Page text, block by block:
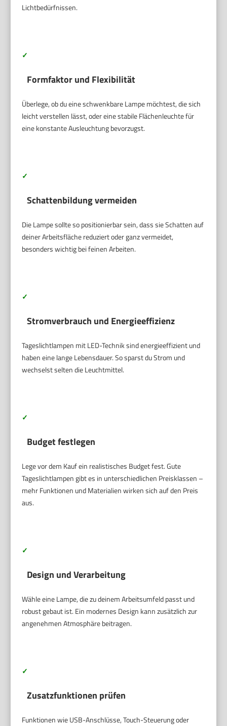
Lichtbedürfnissen.
✓
Formfaktor und Flexibilität
Überlege, ob du eine schwenkbare Lampe möchtest, die sich
leicht verstellen lässt, oder eine stabile Flächenleuchte für
eine konstante Ausleuchtung bevorzugst.
✓
Schattenbildung vermeiden
Die Lampe sollte so positionierbar sein, dass sie Schatten auf
deiner Arbeitsfläche reduziert oder ganz vermeidet,
besonders wichtig bei feinen Arbeiten.
✓
Stromverbrauch und Energieeffizienz
Tageslichtlampen mit LED-Technik sind energieeffizient und
haben eine lange Lebensdauer. So sparst du Strom und
wechselst selten die Leuchtmittel.
✓
Budget festlegen
Lege vor dem Kauf ein realistisches Budget fest. Gute
Tageslichtlampen gibt es in unterschiedlichen Preisklassen –
mehr Funktionen und Materialien wirken sich auf den Preis
aus.
✓
Design und Verarbeitung
Wähle eine Lampe, die zu deinem Arbeitsumfeld passt und
robust gebaut ist. Ein modernes Design kann zusätzlich zur
angenehmen Atmosphäre beitragen.
✓
Zusatzfunktionen prüfen
Funktionen wie USB-Anschlüsse, Touch-Steuerung oder